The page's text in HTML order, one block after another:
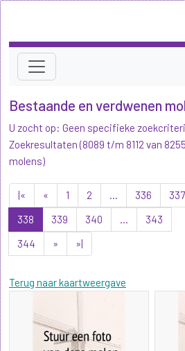
Bestaande en verdwenen
U zocht op: Geen specifieke
Zoekresultaten (8089 t/m 8112 van 8255
molens)
|« « 1 2 ... 336
337
338
339 340 ...
343
344
» »|
Terug naar kaartweergave